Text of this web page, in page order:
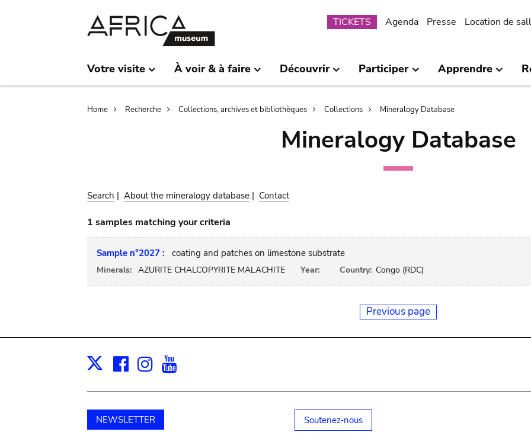
Submenu
TICKETS Agenda Presse Location de
Votre visite À voir & à faire Découvrir Participer Apprendre
Breadcrumb
Home Recherche Collections, archives et bibliothèques Collections Mineralogy Database
Mineralogy Database
Search | About the mineralogy database | Contact
1 samples matching your criteria
Sample n°2027 : coating and patches on limestone substrate
Minerals: AZURITE CHALCOPYRITE MALACHITE Year: Country: Congo (RDC)
Previous page
X Facebook
Instagram
NEWSLETTER Soutenez-nous